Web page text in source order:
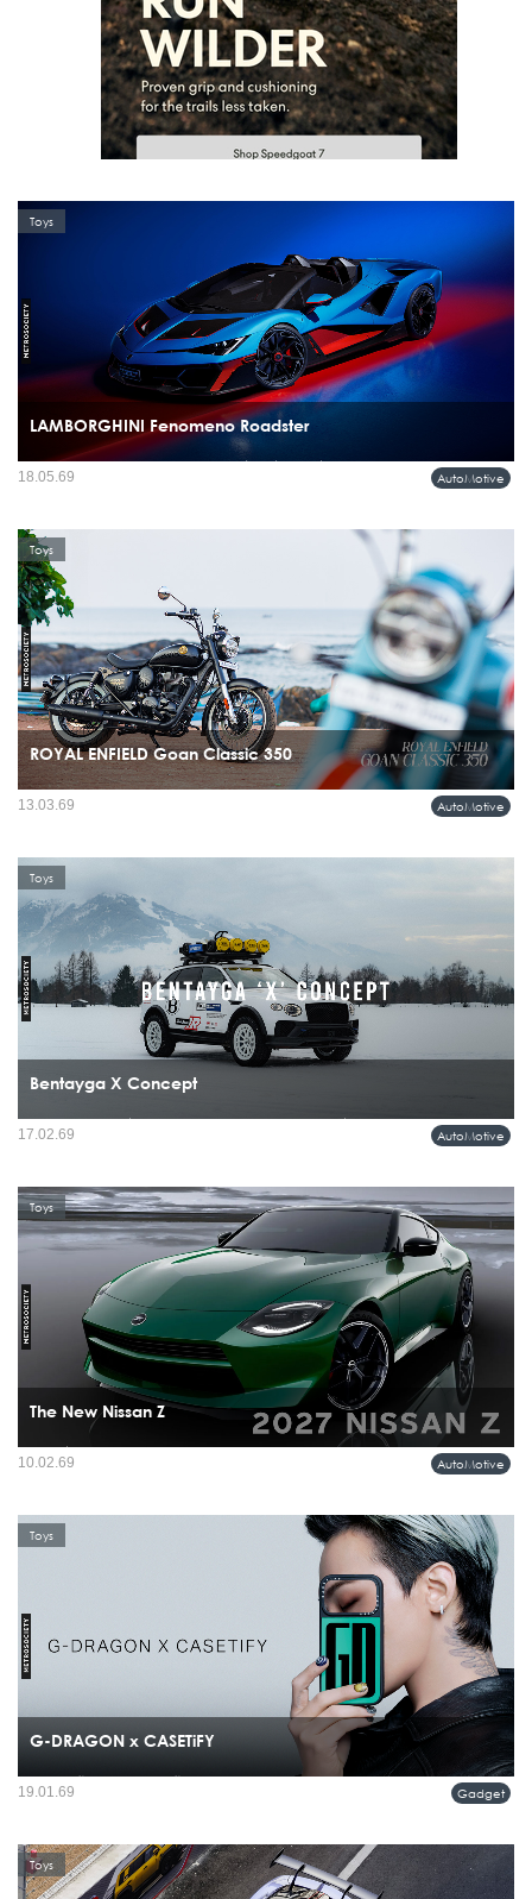
LAMBORGHINI Fenomeno Roadster
ซูเปอร์สปอร์ตเปิดประทุนรุ่นใหม่ล่าสุดที่แรงที่สุดเท่าที่แบรนด์เคยสร้างมา ด้วยขุมพลัง
Toys
AutoMotive
18.05.69
ROYAL ENFIELD Goan Classic 350
การมาถึงของ Royal Enfield Goan Classic 350 ในประเทศไทยกลับเลือกเดินอีกทาง
มันไม่ได้ตะโกน แต่มีเสน่ห์แบบคนที่มั่นใจในตัวเองพอจะไม่ต้องพูดเยอะ...
Toys
AutoMotive
13.03.69
Bentayga X Concept
Bentley Motors เมื่อเลือกเปิดตัว Bentayga ‘X’ Concept ที่เวทีระดับไอคอนอย่าง FAT
Ice Race ณ เมือง Zell am See ประเทศ Austria ท่ามกลางหิมะ เสียงเครื่องยนต์ และ
Toys
AutoMotive
17.02.69
The New Nissan Z
ในยุคที่พาดหัวข่าวรถยนต์เต็มไปด้วยคำว่า EV และ AI การมาถึงของ Nissan Z รุ่น
ปรับโฉมล่าสุด กลับรู้สึกเหมือนการย้ำจุดยืนที่ชัดเจน สปอร์ตคาร์คูเป้แบบอนาล็อก
Toys
AutoMotive
10.02.69
G-DRAGON x CASETiFY
การแต่งตั้ง G-DRAGON ขึ้นเป็น Global iCON คนแรกของ CASETiFY ไม่ใช่แค่การ
ร่วมงานกับศิลปินชื่อดัง แต่คือการประกาศจุดยืนของแบรนด์ไลฟ์สไตล์ระดับโลก ที่
Toys
Gadget
19.01.69
Toys